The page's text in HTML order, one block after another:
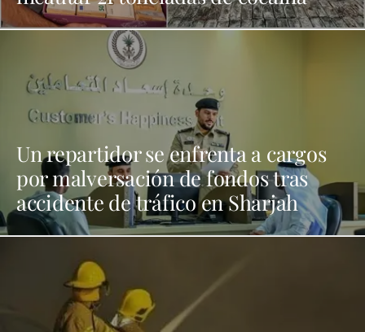
Un repartidor se enfrenta a cargos
por malversación de fondos tras
accidente de tráfico en Sharjah